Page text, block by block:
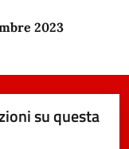
2023
su questa